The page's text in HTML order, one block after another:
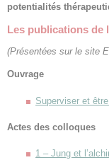
potentialités
Les publications de
(Présentées sur le site
Ouvrage
Superviser et
Actes des colloques
1 – Jung et